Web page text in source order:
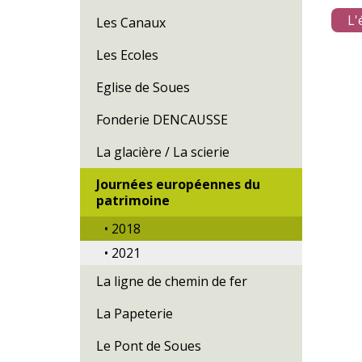
Les Canaux
Les Ecoles
Eglise de Soues
Fonderie DENCAUSSE
La glacière / La scierie
Journées européennes du
patrimoine
• 2018
• 2021
La ligne de chemin de fer
La Papeterie
Le Pont de Soues